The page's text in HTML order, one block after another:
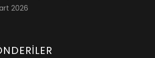
2026